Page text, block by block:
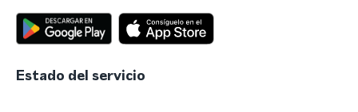
Estado del servicio